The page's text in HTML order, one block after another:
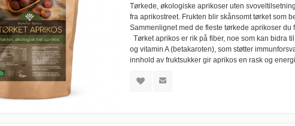
Tørkede, økologiske aprikoser uten
fra aprikostreet. Frukten blir skånsomt tørket som
Sammenlignet med de fleste tørkede aprikoser du
Tørket aprikos er rik på fiber, noe som kan bidra
og vitamin A (betakaroten), som støtter
innhold av fruktsukker gir aprikos en rask og